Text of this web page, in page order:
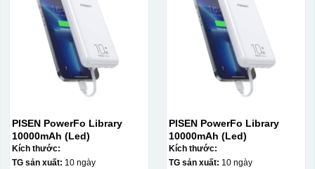
PISEN PowerFo Library
10000mAh (Led)
Kích thước:
TG sản xuất: 10 ngày
PISEN PowerFo Library
10000mAh (Led)
Kích thước:
TG sản xuất: 10 ngày